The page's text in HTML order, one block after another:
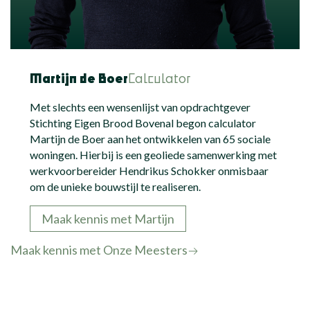
Martijn de Boer Calculator
Met slechts een wensenlijst van opdrachtgever
Stichting Eigen Brood Bovenal begon calculator
Martijn de Boer aan het ontwikkelen van 65 sociale
woningen. Hierbij is een geoliede samenwerking met
werkvoorbereider Hendrikus Schokker onmisbaar
om de unieke bouwstijl te realiseren.
Maak kennis met Martijn
Maak kennis met Onze Meesters